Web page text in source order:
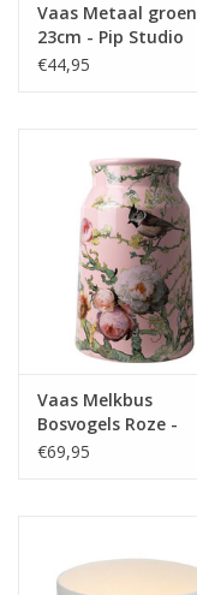
Vaas Metaal groen
23cm - Pip Studio
€44,95
Vaas Melkbus
Bosvogels Roze -
Heinen Delfts Blauw
€69,95